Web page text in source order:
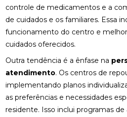
controle de medicamentos e a
de cuidados e os familiares. Essa
funcionamento do centro e
cuidados oferecidos.
Outra tendência é a ênfase na
atendimento. Os centros de
implementando planos
as preferências e necessidades
residente. Isso inclui programas